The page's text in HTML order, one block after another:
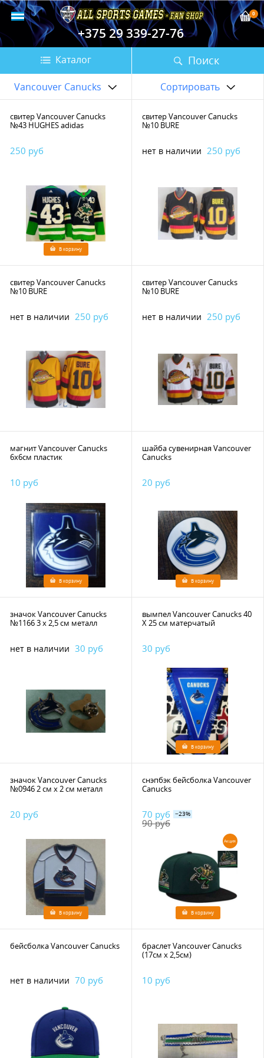
+375 29 339-27-76
Поиск
0
Каталог
Vancouver Canucks Сортировать
свитер Vancouver Canucks
№43 HUGHES adidas
250 руб
В корзину
свитер Vancouver Canucks
№10 BURE
нет в наличии 250 руб
свитер Vancouver Canucks
№10 BURE
нет в наличии 250 руб
свитер Vancouver Canucks
№10 BURE
нет в наличии 250 руб
магнит Vancouver Canucks
6х6см пластик
10 руб
В корзину
шайба сувенирная Vancouver
Canucks
20 руб
В корзину
значок Vancouver Canucks
№1166 3 х 2,5 см металл
нет в наличии 30 руб
вымпел Vancouver Canucks 40
Х 25 см матерчатый
30 руб
В корзину
значок Vancouver Canucks
№0946 2 см х 2 см металл
20 руб
В корзину
снэпбэк бейсболка Vancouver
Canucks
70 руб
90 руб
−23%
Акция
В корзину
бейсболка Vancouver Canucks
нет в наличии 70 руб
браслет Vancouver Canucks
(17см х 2,5см)
10 руб